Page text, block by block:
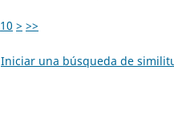
10 > >>
Iniciar una búsqueda de